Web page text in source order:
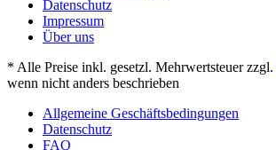
Datenschutz
Impressum
Über uns
* Alle Preise inkl. gesetzl. Mehrwertsteuer zzgl.
wenn nicht anders beschrieben
Allgemeine Geschäftsbedingungen
Datenschutz
FAQ